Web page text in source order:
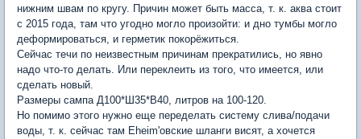
нижним швам по кругу. Причин может быть масса, т. к. аква стоит
с 2015 года, там что угодно могло произойти: и дно тумбы могло
деформироваться, и герметик покорёжиться.
Сейчас течи по неизвестным причинам прекратились, но явно
надо что-то делать. Или переклеить из того, что имеется, или
сделать новый.
Размеры сампа Д100*Ш35*В40, литров на 100-120.
Но помимо этого нужно еще переделать систему слива/подачи
воды, т. к. сейчас там Eheim'овские шланги висят, а хочется